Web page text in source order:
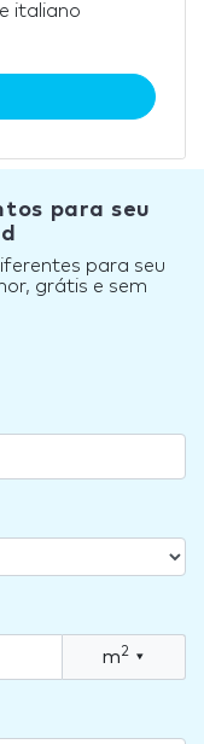
italiano
para seu
para seu
grátis e sem
m2 ▾